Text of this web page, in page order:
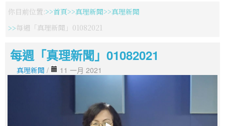
你目前位置: 首頁 真理新聞
真理新聞
每週「真理新聞」01082021
每週「真理新聞」01082021
真理新聞 / 11 一月 2021